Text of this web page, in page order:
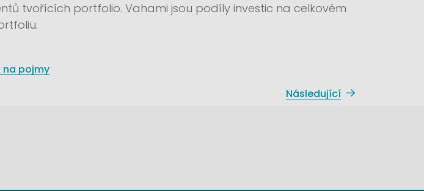
tvořících portfolio. Vahami jsou podíly investic na celkovém
na pojmy
Následující